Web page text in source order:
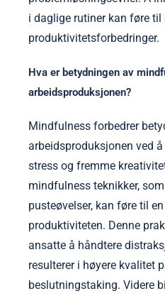
i daglige rutiner kan føre
produktivitetsforbedringer.
Hva er betydningen av
arbeidsproduksjonen?
Mindfulness forbedrer
arbeidsproduksjonen ved
stress og fremme
mindfulness teknikker,
pusteøvelser, kan føre til
produktiviteten. Denne
ansatte å håndtere
resulterer i høyere kvalitet
beslutningstaking. Videre